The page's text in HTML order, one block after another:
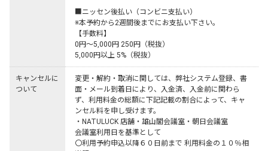
■ニッセン後払い（コンビニ支払い）
※本予約から2週間後までにお支払い下さい。
【手数料】
0円～5,000円 250円（税抜）
5,000円以上 5%（税抜）
キャンセルに
ついて
変更・解約・取消に関しては、弊社システム登録、書
面・メール到着日により、入金済、入金前に関わら
ず、利用料金の総額に下記記載の割合によって、キャ
ンセル料を申し受けます。
・NATULUCK 店舗・雄山閣会議室・朝日会議室
会議室利用日を基準として
〇利用予約申込以降６０日前まで 利用料金の１０％相